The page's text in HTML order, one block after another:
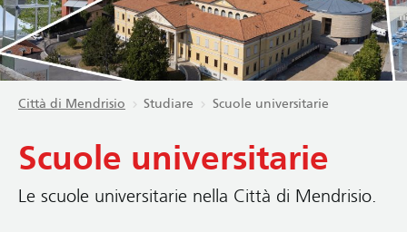
Città di Mendrisio Studiare Scuole universitarie
Scuole universitarie
Le scuole universitarie nella Città di Mendrisio.